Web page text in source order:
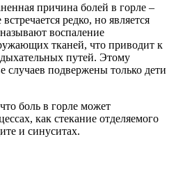
причина болей в горле –
редко, но является
воспаление
тканей, что приводит к
путей. Этому
случаев подвержены только дети
боль в горле может
как стекание отделяемого
и синуситах.